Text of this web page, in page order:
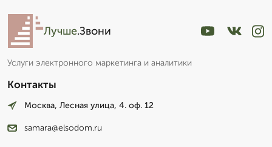
Лучше.Звони
Услуги электронного маркетинга и аналитики
Контакты
Москва, Лесная улица, 4. оф. 12
samara@elsodom.ru